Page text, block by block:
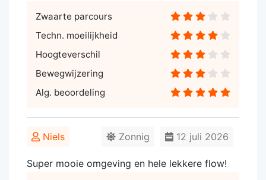
Zwaarte parcours
Techn. moeilijkheid
Hoogteverschil
Bewegwijzering
Alg. beoordeling
Niels 12 juli 2026
Zonnig
Super mooie omgeving en hele lekkere flow!